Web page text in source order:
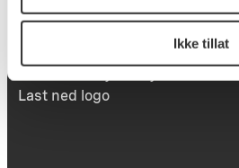
Ikke tillat
Utbetaling og fakturering
Last ned logo